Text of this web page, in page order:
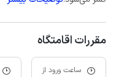
مقررات اقامتگاه
ساعت ورود از